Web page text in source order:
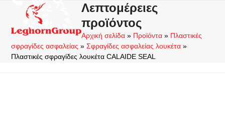
content
Open
mobile
menu
Close
mobile
menu
Λεπτομέρειες
προϊόντος
Αρχική σελίδα » Προϊόντα » Πλαστικές
σφραγίδες ασφαλείας »Σφραγίδες ασφαλείας λουκέτα »
Πλαστικές σφραγίδες λουκέτα CALAIDE SEAL